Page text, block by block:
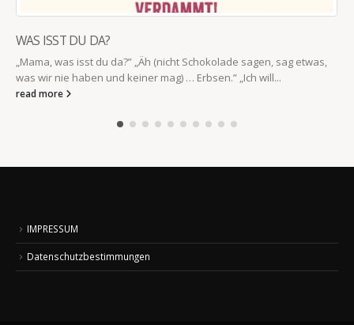
WAS ISST DU DA?
„Mama, was isst du da?” „Äh (nicht Schokolade sagen, sag etwas,
was wir nie haben und keiner mag) … Erbsen.” „Ich will...
read more
IMPRESSUM
Datenschutzbestimmungen